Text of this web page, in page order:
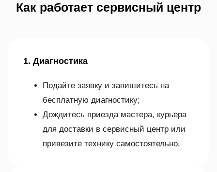
Как работает сервисный центр
1. Диагностика
Подайте заявку и запишитесь на
бесплатную диагностику;
Дождитесь приезда мастера, курьера
для доставки в сервисный центр или
привезите технику самостоятельно.